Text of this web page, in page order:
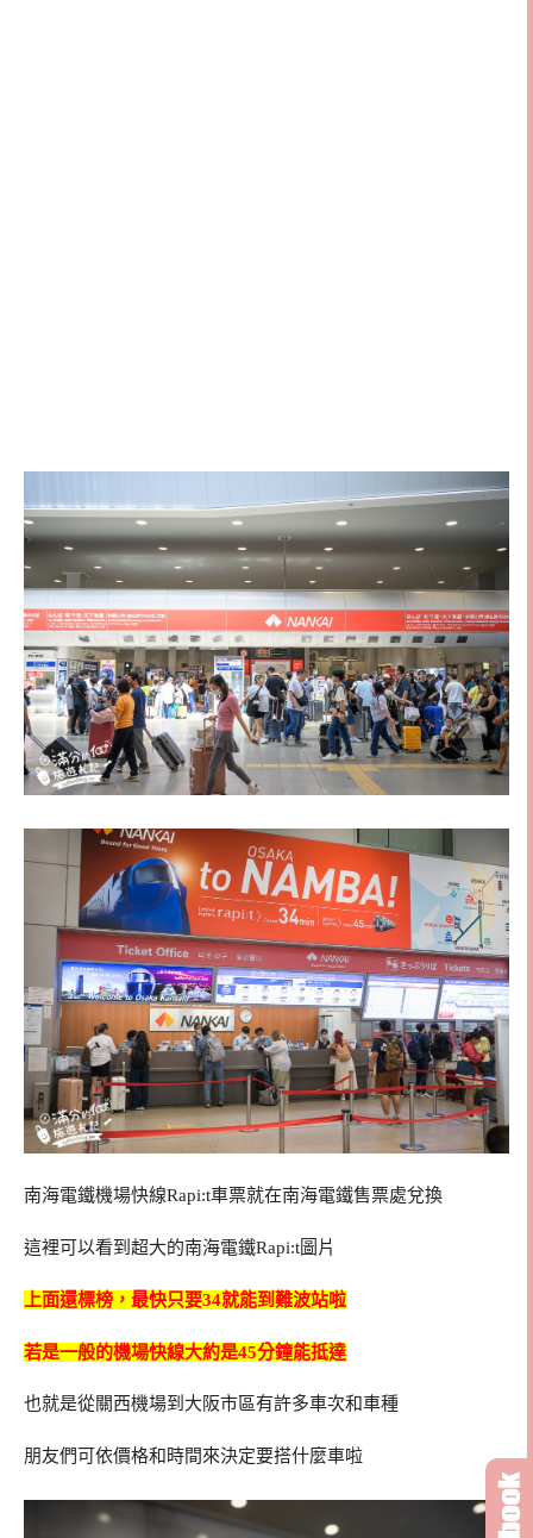
南海電鐵機場快線Rapi:t車票就在南海電鐵售票處兌換
這裡可以看到超大的南海電鐵Rapi:t圖片
上面還標榜，最快只要34就能到難波站啦
若是一般的機場快線大約是45分鐘能抵達
也就是從關西機場到大阪市區有許多車次和車種
朋友們可依價格和時間來決定要搭什麼車啦